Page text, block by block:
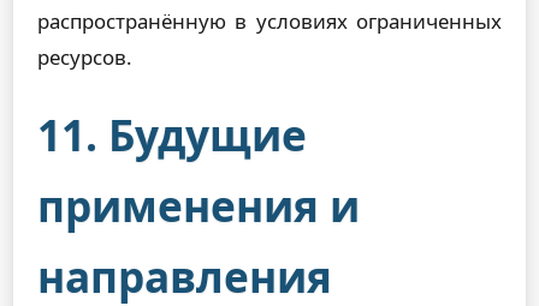
распространённую в условиях ограниченных
ресурсов.
11. Будущие
применения и
направления